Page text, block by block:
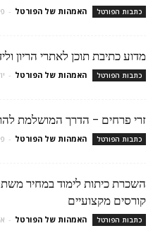
כתבות הפורטל האמהות של הפורטל -
מדוע כתיבת תוכן לאתרי הריון
כתבות הפורטל האמהות של הפורטל -
זרי פרחים – הדרך המושלמת
כתבות הפורטל האמהות של הפורטל -
השכרת כיתות לימוד במחיר
קורסים מקצועיים
כתבות הפורטל האמהות של הפורטל -